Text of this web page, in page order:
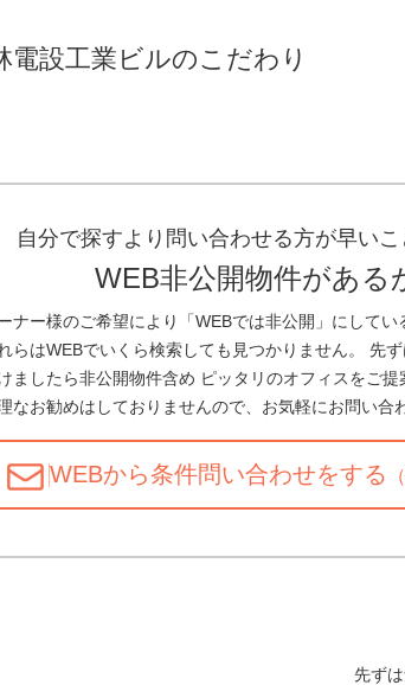
電設工業ビルのこだわり
自分で探すより問い合わせる方が早い
WEB非公開物件がある
ナー様のご希望により「WEBでは非公開」にしてい
らはWEBでいくら検索しても見つかりません。 先
ましたら非公開物件含め ピッタリのオフィスをご提
なお勧めはしておりませんので、お気軽にお問い合
WEBから条件問い合わせをする
先ず